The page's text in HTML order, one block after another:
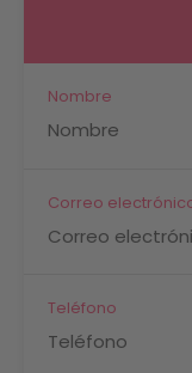
Nombre
Correo
Teléfono